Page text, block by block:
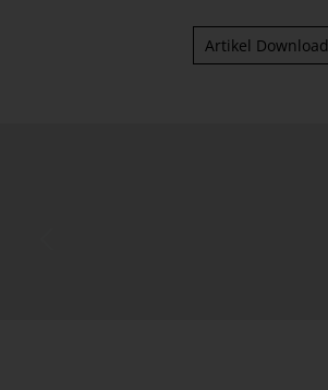
Artikel Download